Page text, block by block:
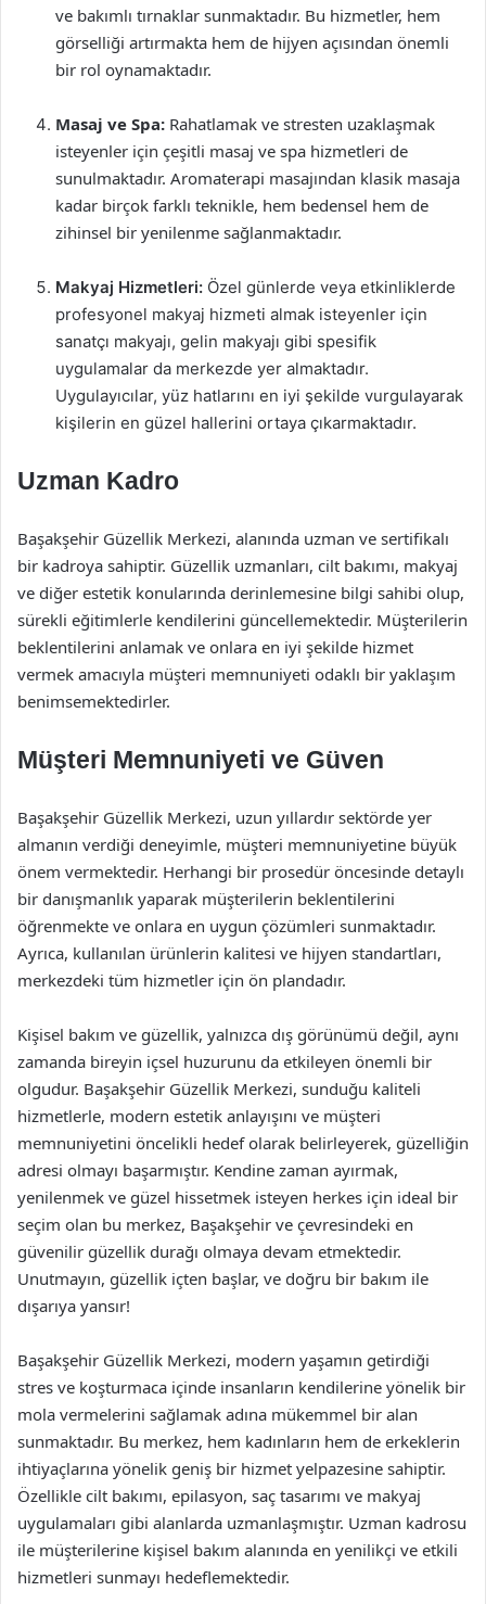
ve bakımlı tırnaklar sunmaktadır. Bu hizmetler, hem
görselliği artırmakta hem de hijyen açısından önemli
bir rol oynamaktadır.
Masaj ve Spa: Rahatlamak ve stresten uzaklaşmak
isteyenler için çeşitli masaj ve spa hizmetleri de
sunulmaktadır. Aromaterapi masajından klasik masaja
kadar birçok farklı teknikle, hem bedensel hem de
zihinsel bir yenilenme sağlanmaktadır.
Makyaj Hizmetleri: Özel günlerde veya etkinliklerde
profesyonel makyaj hizmeti almak isteyenler için
sanatçı makyajı, gelin makyajı gibi spesifik
uygulamalar da merkezde yer almaktadır.
Uygulayıcılar, yüz hatlarını en iyi şekilde vurgulayarak
kişilerin en güzel hallerini ortaya çıkarmaktadır.
Uzman Kadro
Başakşehir Güzellik Merkezi, alanında uzman ve sertifikalı
bir kadroya sahiptir. Güzellik uzmanları, cilt bakımı, makyaj
ve diğer estetik konularında derinlemesine bilgi sahibi olup,
sürekli eğitimlerle kendilerini güncellemektedir. Müşterilerin
beklentilerini anlamak ve onlara en iyi şekilde hizmet
vermek amacıyla müşteri memnuniyeti odaklı bir yaklaşım
benimsemektedirler.
Müşteri Memnuniyeti ve Güven
Başakşehir Güzellik Merkezi, uzun yıllardır sektörde yer
almanın verdiği deneyimle, müşteri memnuniyetine büyük
önem vermektedir. Herhangi bir prosedür öncesinde detaylı
bir danışmanlık yaparak müşterilerin beklentilerini
öğrenmekte ve onlara en uygun çözümleri sunmaktadır.
Ayrıca, kullanılan ürünlerin kalitesi ve hijyen standartları,
merkezdeki tüm hizmetler için ön plandadır.
Kişisel bakım ve güzellik, yalnızca dış görünümü değil, aynı
zamanda bireyin içsel huzurunu da etkileyen önemli bir
olgudur. Başakşehir Güzellik Merkezi, sunduğu kaliteli
hizmetlerle, modern estetik anlayışını ve müşteri
memnuniyetini öncelikli hedef olarak belirleyerek, güzelliğin
adresi olmayı başarmıştır. Kendine zaman ayırmak,
yenilenmek ve güzel hissetmek isteyen herkes için ideal bir
seçim olan bu merkez, Başakşehir ve çevresindeki en
güvenilir güzellik durağı olmaya devam etmektedir.
Unutmayın, güzellik içten başlar, ve doğru bir bakım ile
dışarıya yansır!
Başakşehir Güzellik Merkezi, modern yaşamın getirdiği
stres ve koşturmaca içinde insanların kendilerine yönelik bir
mola vermelerini sağlamak adına mükemmel bir alan
sunmaktadır. Bu merkez, hem kadınların hem de erkeklerin
ihtiyaçlarına yönelik geniş bir hizmet yelpazesine sahiptir.
Özellikle cilt bakımı, epilasyon, saç tasarımı ve makyaj
uygulamaları gibi alanlarda uzmanlaşmıştır. Uzman kadrosu
ile müşterilerine kişisel bakım alanında en yenilikçi ve etkili
hizmetleri sunmayı hedeflemektedir.